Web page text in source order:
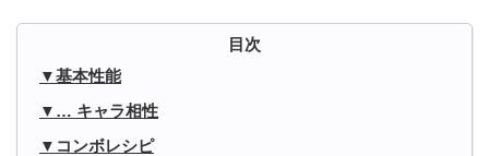
基本性能
… キャラ相性
コンボレシピ